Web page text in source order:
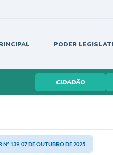
PODER
CIDADÃO
Nº 139, 07 DE OUTUBRO DE 2025